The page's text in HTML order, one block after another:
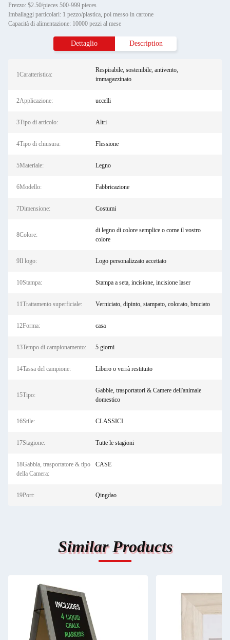
Prezzo: $2.50/pieces 500-999 pieces
Imballaggi particolari: 1 pezzo/plastica, poi messo in cartone
Capacità di alimentazione: 10000 pezzi al mese
Dettaglio Description
1Caratteristica:
Respirabile, sostenibile, antivento,
immagazzinato
2Applicazione: uccelli
3Tipo di articolo: Altri
4Tipo di chiusura: Flessione
5Materiale: Legno
6Modello: Fabbricazione
7Dimensione: Costumi
8Colore:
di legno di colore semplice o come il vostro
colore
9Il logo: Logo personalizzato accettato
10Stampa: Stampa a seta, incisione, incisione laser
11Trattamento superficiale: Verniciato, dipinto, stampato, colorato, bruciato
12Forma: casa
13Tempo di campionamento: 5 giorni
14Tassa del campione: Libero o verrà restituito
15Tipo:
Gabbie, trasportatori & Camere dell'animale
domestico
16Stile: CLASSICI
17Stagione: Tutte le stagioni
18Gabbia, trasportatore & tipo
della Camera:
CASE
19Port: Qingdao
Similar Products